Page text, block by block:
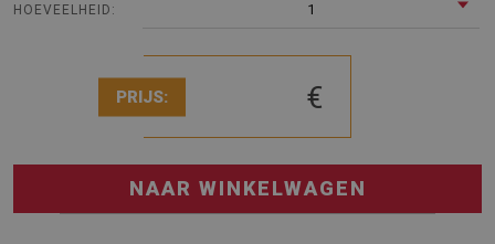
HOEVEELHEID: 1
PRIJS: €
NAAR WINKELWAGEN